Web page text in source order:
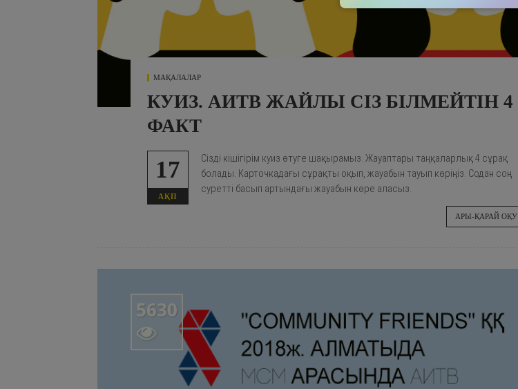
МАҚАЛАЛАР
КУИЗ. АИТВ ЖАЙЛЫ СІЗ БІЛМЕЙТІН 4
ФАКТ
17
АҚП
Сізді кішігірім куиз өтуге шақырамыз. Жауаптары таңқаларлық 4 сұрақ
болады. Карточкадағы сұрақты оқып, жауабын тауып көріңіз. Содан соң
суретті басып артындағы жауабын көре аласыз.
АРЫ-ҚАРАЙ ОҚУ
5630
